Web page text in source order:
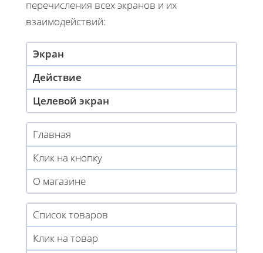
перечисления всех экранов и их
взаимодействий:
Экран
Действие
Целевой экран
Главная
Клик на кнопку
О магазине
Список товаров
Клик на товар